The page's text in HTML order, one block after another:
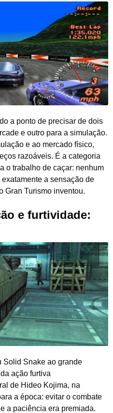
a ponto de precisar de dois
e outro para a simulação.
e ao mercado físico,
razoáveis. É a categoria
o trabalho de caçar: nenhum
a sensação de
Gran Turismo inventou.
e furtividade:
Solid Snake ao grande
ação furtiva
de Hideo Kojima, na
a época: evitar o combate
a paciência era premiada.